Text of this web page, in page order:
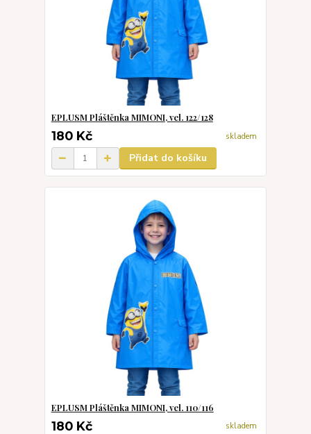
EPLUSM Pláštěnka MIMONI, vel. 122/128
180 Kč skladem
Přidat do košíku
EPLUSM Pláštěnka MIMONI, vel. 110/116
180 Kč skladem